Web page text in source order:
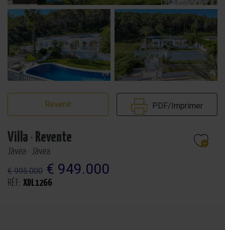
Revenir PDF/Imprimer
Villa · Revente
Jávea · Jávea
€ 995.000 € 949.000
RÉF.: XDL1266